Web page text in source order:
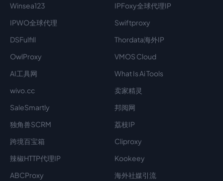
Winsea123
IPFoxy全球代理IP
IPWO全球代理
Swiftproxy
DSFulfill
Thordata海外IP
OwlProxy
VMOS Cloud
AI工具网
What Is Ai Tools
wivo.cc
卖家精灵
SaleSmartly
邦阅网
独角兽SCRM
荔枝IP
跨境百宝箱
Cliproxy
辣椒HTTP代理IP
Kookeey
ABCProxy
海外社媒引流